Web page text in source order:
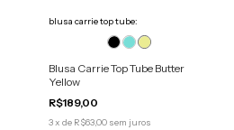
blusa carrie top tube:
Blusa Carrie Top Tube Butter
Yellow
R$189,00
3x de R$63,00 sem juros